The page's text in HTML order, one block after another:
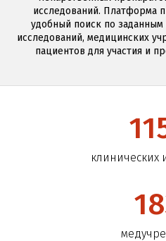
исследований. Платформа
удобный поиск по
исследований, медицинских
пациентов для участия и
клинических